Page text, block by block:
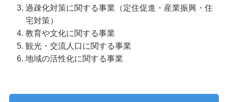
過疎化対策に関する事業（定住促進・産業振興・住
宅対策）
教育や文化に関する事業
観光・交流人口に関する事業
地域の活性化に関する事業